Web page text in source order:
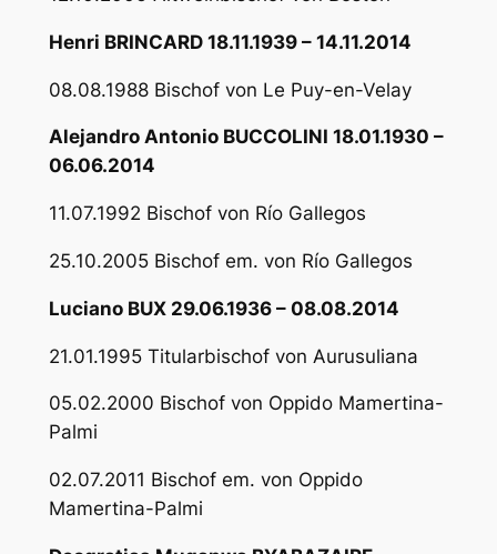
Henri BRINCARD 18.11.1939 – 14.11.2014
08.08.1988 Bischof von Le Puy-en-Velay
Alejandro Antonio BUCCOLINI 18.01.1930 –
06.06.2014
11.07.1992 Bischof von Río Gallegos
25.10.2005 Bischof em. von Río Gallegos
Luciano BUX 29.06.1936 – 08.08.2014
21.01.1995 Titularbischof von Aurusuliana
05.02.2000 Bischof von Oppido Mamertina-
Palmi
02.07.2011 Bischof em. von Oppido
Mamertina-Palmi